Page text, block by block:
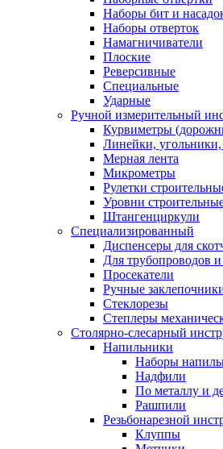
Наборы бит и
Наборы отверток
Намагничиватели
Плоские
Реверсивные
Специальные
Ударные
Ручной измерительный
Курвиметры
Линейки,
Мерная лента
Микрометры
Рулетки
Уровни
Штангенциркули
Специализированный
Диспенсеры для
Для трубопроводов
Просекатели
Ручные
Стеклорезы
Степлеры
Столярно-слесарный
Напильники
Наборы
Надфили
По металлу и
Рашпили
Резьбонарезной
Клуппы